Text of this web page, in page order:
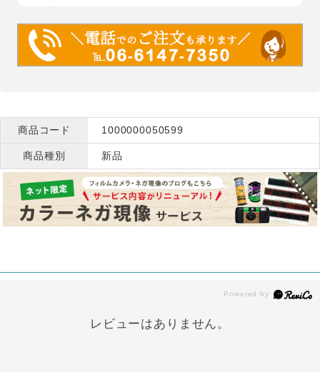
商品コード 1000000050599
商品種別 新品
レビューはありません。